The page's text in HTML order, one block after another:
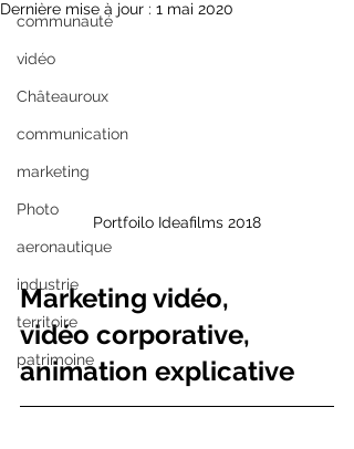
communauté
vidéo
Châteauroux
communication
marketing
Photo
aeronautique
industrie
territoire
patrimoine
Dernière mise à jour : 1 mai 2020
Portfoilo Ideafilms 2018
Marketing vidéo,
vidéo corporative,
animation explicative